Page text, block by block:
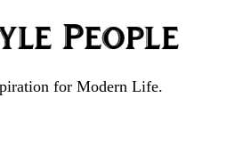
for Modern Life.